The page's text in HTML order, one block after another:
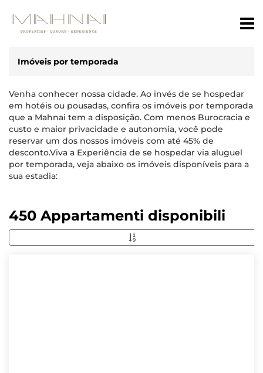
Imóveis por temporada
Venha conhecer nossa cidade. Ao invés de se hospedar
em hotéis ou pousadas, confira os imóveis por temporada
que a Mahnai tem a disposição. Com menos Burocracia e
custo e maior privacidade e autonomia, você pode
reservar um dos nossos imóveis com até 45% de
desconto.Viva a Experiência de se hospedar via aluguel
por temporada, veja abaixo os imóveis disponíveis para a
sua estadia:
450 Appartamenti disponibili